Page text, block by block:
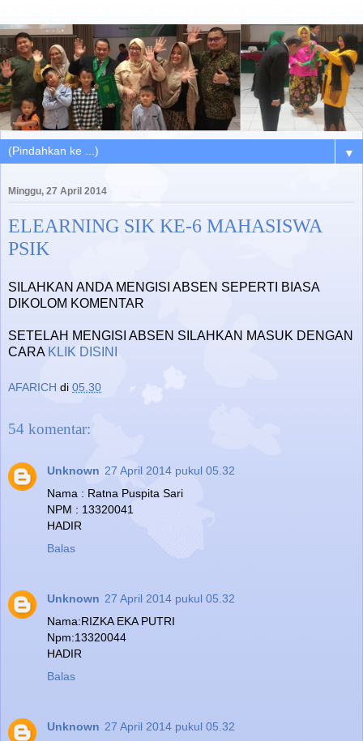
▼
Minggu, 27 April 2014
ELEARNING SIK KE-6 MAHASISWA
PSIK
SILAHKAN ANDA MENGISI ABSEN SEPERTI BIASA
DIKOLOM KOMENTAR
SETELAH MENGISI ABSEN SILAHKAN MASUK DENGAN
CARA KLIK DISINI
AFARICH di 05.30
54 komentar:
Unknown 27 April 2014 pukul 05.32
Nama : Ratna Puspita Sari
NPM : 13320041
HADIR
Balas
Unknown 27 April 2014 pukul 05.32
Nama:RIZKA EKA PUTRI
Npm:13320044
HADIR
Balas
Unknown 27 April 2014 pukul 05.32